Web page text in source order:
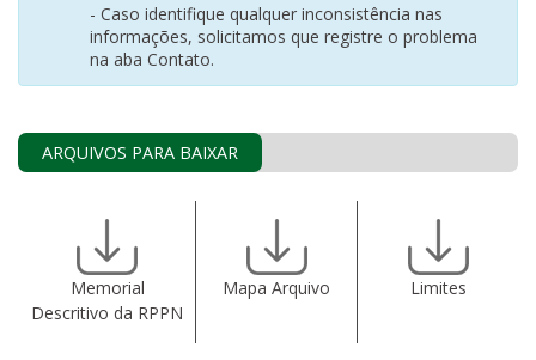
- Caso identifique qualquer inconsistência nas
informações, solicitamos que registre o problema
na aba Contato.
ARQUIVOS PARA BAIXAR
Memorial
Descritivo da RPPN
Mapa Arquivo Limites